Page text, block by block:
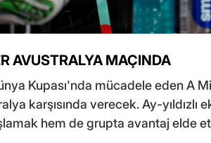
AVUSTRALYA MAÇINDA
Kupası'nda mücadele eden A
karşısında verecek. Ay-
hem de grupta avantaj elde